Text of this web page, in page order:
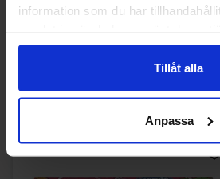
information som du har
Tillåt alla
Anpassa
Andra